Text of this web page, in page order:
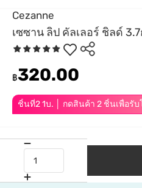
Cezanne
เซซาน ลิป คัลเลอร์ ชิลด์
ชิ้นที่2 1บ. │ กดสินค้า 2 ชิ้นเพื่อรั
฿320.00